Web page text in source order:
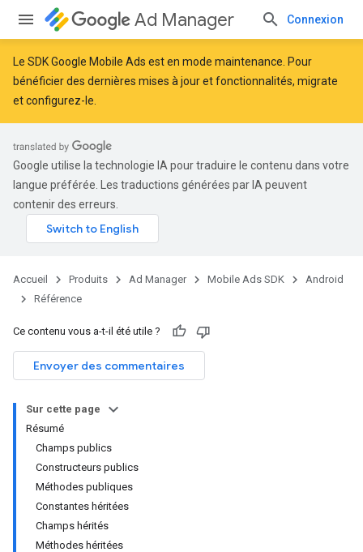
Ad Manager Connexion
Le SDK Google Mobile Ads est en mode maintenance. Pour
bénéficier des dernières mises à jour et fonctionnalités, migrate
etconfigurez-le
Google utilise la technologie IA pour traduire le contenu dans votre
langue préférée. Les traductions générées par IA peuvent
contenir des erreurs.
Accueil Produits Ad Manager Mobile Ads SDK
Android
Référence
Ce contenu vous a-t-il été utile ?
Envoyer des commentaires
Sur cette page
Résumé
Champs publics
Constructeurs publics
Méthodes publiques
Constantes héritées
Champs hérités
Méthodes héritées